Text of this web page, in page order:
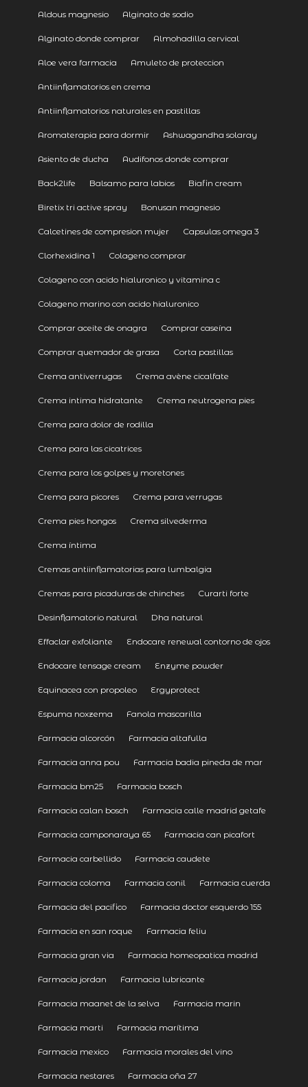
Aldous magnesio Alginato de sodio
Alginato donde comprar Almohadilla cervical
Aloe vera farmacia Amuleto de proteccion
Antiinflamatorios en crema
Antiinflamatorios naturales en pastillas
Aromaterapia para dormir Ashwagandha solaray
Asiento de ducha Audifonos donde comprar
Back2life Balsamo para labios Biafin cream
Biretix tri active spray Bonusan magnesio
Calcetines de compresion mujer Capsulas omega 3
Clorhexidina 1 Colageno comprar
Colageno con acido hialuronico y vitamina c
Colageno marino con acido hialuronico
Comprar aceite de onagra Comprar caseína
Comprar quemador de grasa Corta pastillas
Crema antiverrugas Crema avène cicalfate
Crema intima hidratante Crema neutrogena pies
Crema para dolor de rodilla
Crema para las cicatrices
Crema para los golpes y moretones
Crema para picores Crema para verrugas
Crema pies hongos Crema silvederma
Crema íntima
Cremas antiinflamatorias para lumbalgia
Cremas para picaduras de chinches Curarti forte
Desinflamatorio natural Dha natural
Effaclar exfoliante Endocare renewal contorno de ojos
Endocare tensage cream Enzyme powder
Equinacea con propoleo Ergyprotect
Espuma noxzema Fanola mascarilla
Farmacia alcorcón Farmacia altafulla
Farmacia anna pou Farmacia badia pineda de mar
Farmacia bm25 Farmacia bosch
Farmacia calan bosch Farmacia calle madrid getafe
Farmacia camponaraya 65 Farmacia can picafort
Farmacia carbellido Farmacia caudete
Farmacia coloma Farmacia conil Farmacia cuerda
Farmacia del pacifico Farmacia doctor esquerdo 155
Farmacia en san roque Farmacia feliu
Farmacia gran via Farmacia homeopatica madrid
Farmacia jordan Farmacia lubricante
Farmacia maanet de la selva Farmacia marin
Farmacia marti Farmacia marítima
Farmacia mexico Farmacia morales del vino
Farmacia nestares Farmacia oña 27